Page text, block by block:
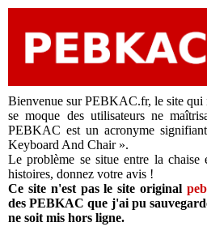
Bienvenue sur PEBKAC.fr, le site qui
se moque des utilisateurs ne
PEBKAC est un acronyme
Keyboard And Chair ».
Le problème se situe entre la
histoires, donnez votre avis !
Ce site n'est pas le site original
des PEBKAC que j'ai pu
ne soit mis hors ligne.